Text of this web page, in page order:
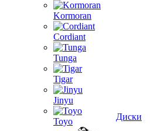
Kormoran
Cordiant
Tunga
Tigar
Jinyu
Toyo
Диски